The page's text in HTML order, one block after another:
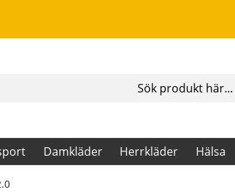
Damkläder Herrkläder Hälsa